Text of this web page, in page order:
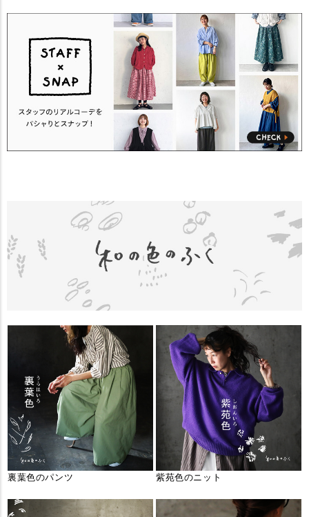
裏葉色のパンツ 紫苑色のニット